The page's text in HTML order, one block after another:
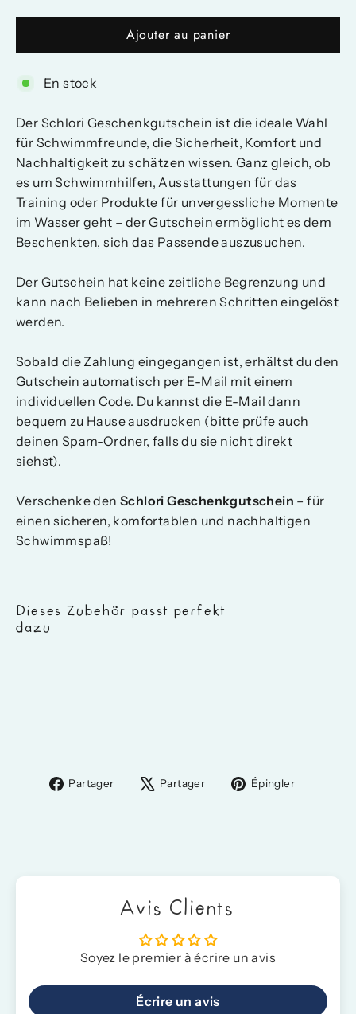
Ajouter au panier
En stock
Der Schlori Geschenkgutschein ist die ideale Wahl
für Schwimmfreunde, die Sicherheit, Komfort und
Nachhaltigkeit zu schätzen wissen. Ganz gleich, ob
es um Schwimmhilfen, Ausstattungen für das
Training oder Produkte für unvergessliche Momente
im Wasser geht – der Gutschein ermöglicht es dem
Beschenkten, sich das Passende auszusuchen.
Der Gutschein hat keine zeitliche Begrenzung und
kann nach Belieben in mehreren Schritten eingelöst
werden.
Sobald die Zahlung eingegangen ist, erhältst du den
Gutschein automatisch per E-Mail mit einem
individuellen Code. Du kannst die E-Mail dann
bequem zu Hause ausdrucken (bitte prüfe auch
deinen Spam-Ordner, falls du sie nicht direkt
siehst).
Verschenke den Schlori Geschenkgutschein – für
einen sicheren, komfortablen und nachhaltigen
Schwimmspaß!
Dieses Zubehör passt perfekt
dazu
Partager
PartagerPartager
TweeterÉpingler
Avis Clients
Soyez le premier à écrire un avis
Écrire un avis